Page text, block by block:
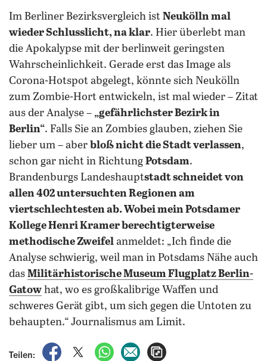
Im Berliner Bezirksvergleich ist Neukölln mal
wieder Schlusslicht, na klar. Hier überlebt man
die Apokalypse mit der berlinweit geringsten
Wahrscheinlichkeit. Gerade erst das Image als
Corona-Hotspot abgelegt, könnte sich Neukölln
zum Zombie-Hort entwickeln, ist mal wieder – Zitat
aus der Analyse – „gefährlichster Bezirk in
Berlin“. Falls Sie an Zombies glauben, ziehen Sie
lieber um – aber bloß nicht die Stadt verlassen,
schon gar nicht in Richtung Potsdam.
Brandenburgs Landeshauptstadt schneidet von
allen 402 untersuchten Regionen am
viertschlechtesten ab. Wobei mein Potsdamer
Kollege Henri Kramer berechtigterweise
methodische Zweifel anmeldet: „Ich finde die
Analyse schwierig, weil man in Potsdams Nähe auch
das Militärhistorische Museum Flugplatz Berlin-
Gatow hat, wo es großkalibrige Waffen und
schweres Gerät gibt, um sich gegen die Untoten zu
behaupten.“ Journalismus am Limit.
Teilen:
auf Facebook teilen
auf X teilenper WhatsApp teilen
per E-Mail teilen